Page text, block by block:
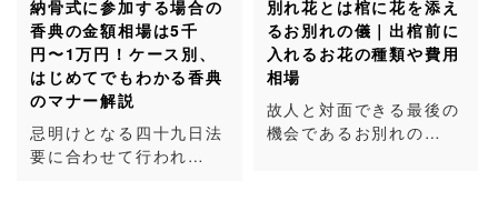
納骨式に参加する場合の
香典の金額相場は5千
円〜1万円！ケース別、
はじめてでもわかる香典
のマナー解説
忌明けとなる四十九日法
要に合わせて行われ…
別れ花とは棺に花を添え
るお別れの儀｜出棺前に
入れるお花の種類や費用
相場
故人と対面できる最後の
機会であるお別れの…